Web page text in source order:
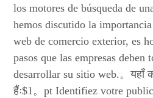
los motores de búsqueda de
hemos discutido la
web de comercio exterior, es
pasos que las empresas deben
desarrollar su sitio web.。
हैंः$1。pt Identifiez votre